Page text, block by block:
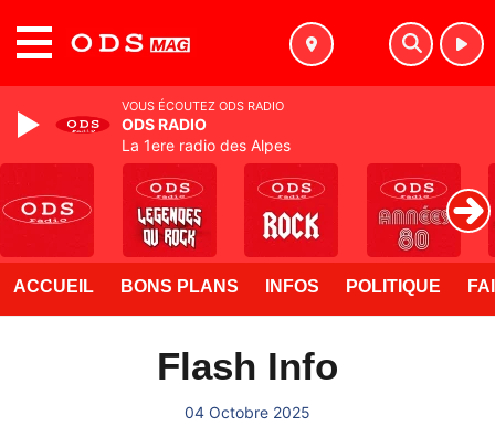
ACCUEIL BONS PLANS INFOS POLITIQUE
Flash Info
04 Octobre 2025
VOUS ÉCOUTEZ ODS RADIO
ODS RADIO
La 1ere radio des Alpes